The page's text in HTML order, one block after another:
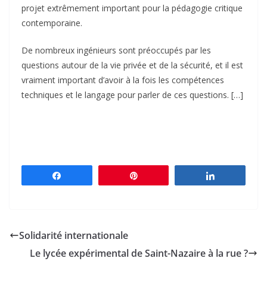
projet extrêmement important pour la pédagogie critique
contemporaine.
De nombreux ingénieurs sont préoccupés par les
questions autour de la vie privée et de la sécurité, et il est
vraiment important d’avoir à la fois les compétences
techniques et le langage pour parler de ces questions. […]
Solidarité internationale
Le lycée expérimental de Saint-Nazaire à la rue ?